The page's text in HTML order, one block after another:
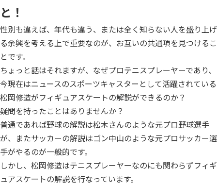
と！
性別も違えば、年代も違う、または全く知らない人を盛り上げ
る余興を考える上で重要なのが、お互いの共通項を見つけるこ
とです。
ちょっと話はそれますが、なぜプロテニスプレーヤーであり、
今現在はニュースのスポーツキャスターとして活躍されている
松岡修造がフィギュアスケートの解説ができるのか？
疑問を持ったことはありませんか？
普通であれば野球の解説は松木さんのような元プロ野球選手
が、またサッカーの解説はゴン中山のような元プロサッカー選
手がやるのが一般的です。
しかし、松岡修造はテニスプレーヤーなのにも関わらずフィギ
ュアスケートの解説を行なっています。